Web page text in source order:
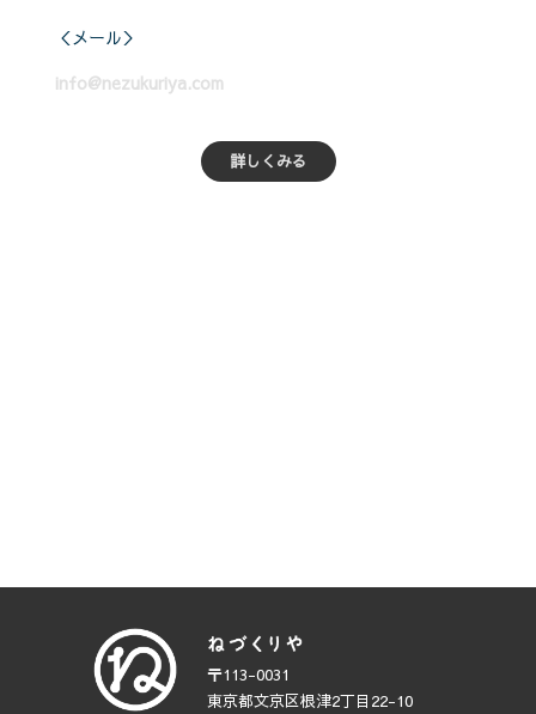
＜メール＞
info@nezukuriya.com
詳しくみる
〒113-0031
東京都文京区根津2丁目22-10